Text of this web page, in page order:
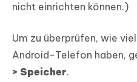
nicht einrichten können.)
Um zu überprüfen, wie
Android-Telefon haben,
> Speicher.